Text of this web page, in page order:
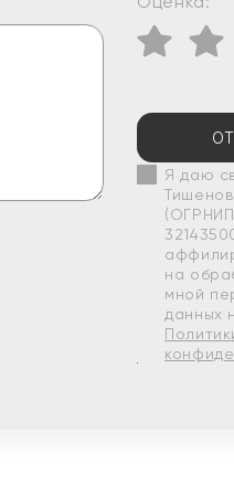
Я даю
(ОГРНИП
на
мной
данных